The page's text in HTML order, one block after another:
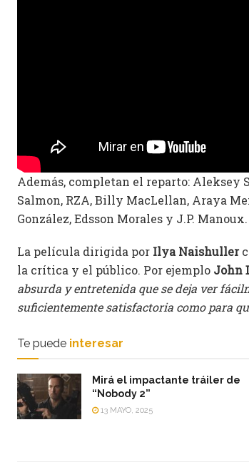
Además, completan el reparto: Aleksey
Salmon, RZA, Billy MacLellan, Araya
González, Edsson Morales y J.P. Manoux.
La película dirigida por Ilya Naishuller
la crítica y el público. Por ejemplo John
absurda y entretenida que se deja ver
suficientemente satisfactoria como para
Te puede interesar
Mirá el impactante tráiler de
“Nobody 2”
13 MAYO, 2025